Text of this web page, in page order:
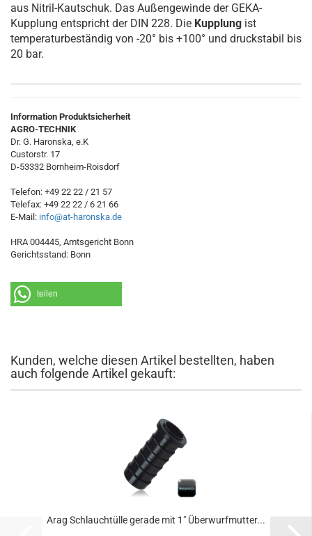
aus Nitril-Kautschuk. Das Außengewinde der GEKA-
Kupplung entspricht der DIN 228. Die Kupplung ist
temperaturbeständig von -20° bis +100° und druckstabil bis
20 bar.
Information Produktsicherheit
AGRO-TECHNIK
Dr. G. Haronska, e.K
Custorstr. 17
D-53332 Bornheim-Roisdorf
Telefon: +49 22 22 / 21 57
Telefax: +49 22 22 / 6 21 66
E-Mail: info@at-haronska.de
HRA 004445, Amtsgericht Bonn
Gerichtsstand: Bonn
teilen
Kunden, welche diesen Artikel bestellten, haben
auch folgende Artikel gekauft:
Arag Schlauchtülle gerade mit 1" Überwurfmutter...